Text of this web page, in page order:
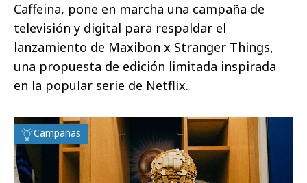
Caffeina, pone en marcha una campaña de
televisión y digital para respaldar el
lanzamiento de Maxibon x Stranger Things,
una propuesta de edición limitada inspirada
en la popular serie de Netflix.
Campañas